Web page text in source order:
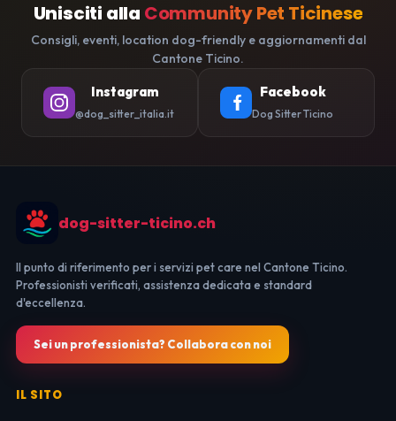
Unisciti alla Community Pet Ticinese
Consigli, eventi, location dog-friendly e aggiornamenti dal
Cantone Ticino.
Instagram
@dog_sitter_italia.it
Facebook
Dog Sitter Ticino
dog-sitter-ticino.ch
Il punto di riferimento per i servizi pet care nel Cantone Ticino.
Professionisti verificati, assistenza dedicata e standard
d'eccellenza.
Sei un professionista? Collabora con noi
IL SITO